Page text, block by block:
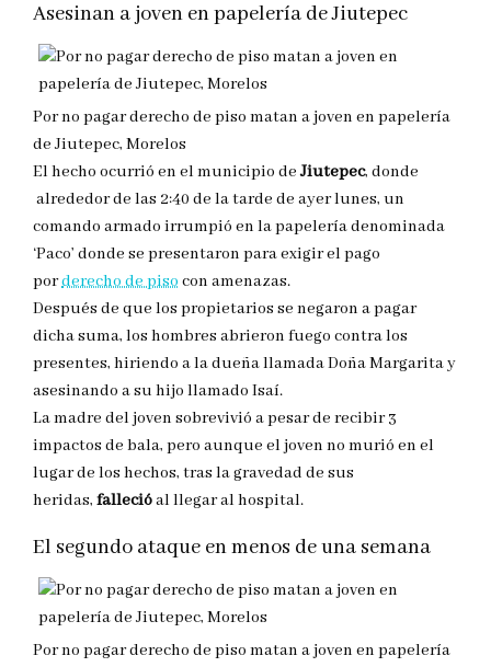
Asesinan a joven en papelería de Jiutepec
Por no pagar derecho de piso matan a joven en papelería
de Jiutepec, Morelos
El hecho ocurrió en el municipio deJiutepec, donde
alrededor de las 2:40 de la tarde de ayer lunes, un
comando armado irrumpió en la papelería denominada
‘Paco’ donde se presentaron para exigir el pago
porderecho de piso con amenazas.
Después de que los propietarios se negaron a pagar
dicha suma, los hombres abrieron fuego contra los
presentes, hiriendo a la dueña llamada Doña Margarita y
asesinando a su hijo llamado Isaí.
La madre del joven sobrevivió a pesar de recibir 3
impactos de bala, pero aunque el joven no murió en el
lugar de los hechos, tras la gravedad de sus
heridas, fallecióal llegar al hospital.
El segundo ataque en menos de una semana
Por no pagar derecho de piso matan a joven en papelería